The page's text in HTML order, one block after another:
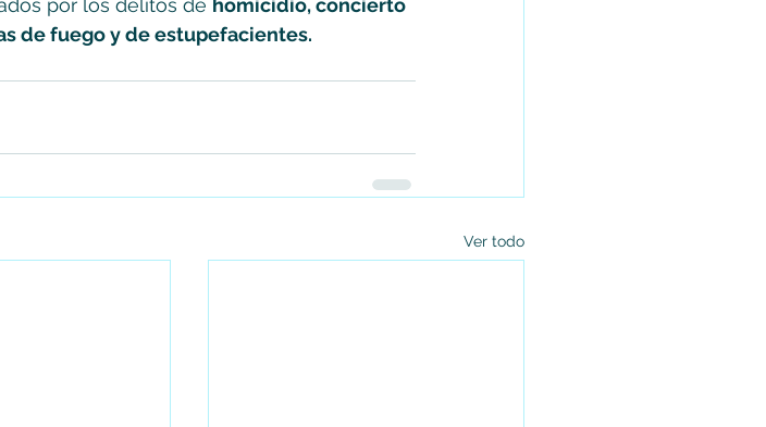
por los delitos de homicidio, concierto
de fuego y de estupefacientes.
Ver todo